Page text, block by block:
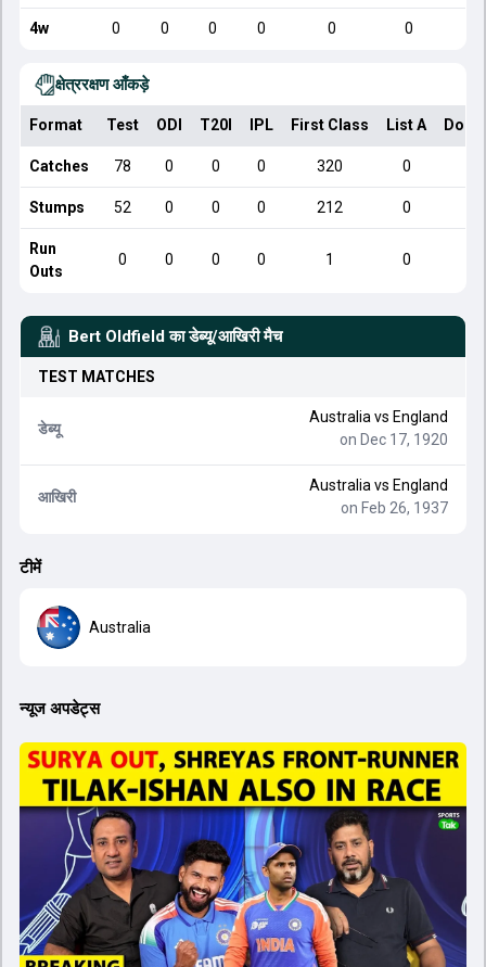
4w 0 0 0 0 0 0
क्षेत्ररक्षण आँकड़े
Format Test ODI T20I IPL First Class List A
Catches 78 0 0 0 320 0
Stumps 52 0 0 0 212 0
Run
Outs
0 0 0 0 1 0
Bert Oldfield का डेब्यू/आखिरी मैच
TEST MATCHES
डेब्यू
Australia vs England
on Dec 17, 1920
आखिरी
Australia vs England
on Feb 26, 1937
टीमें
Australia
न्यूज अपडेट्स